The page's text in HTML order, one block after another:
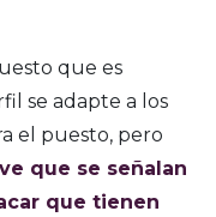
que es
se adapte a los
el puesto, pero
que se señalan
que tienen